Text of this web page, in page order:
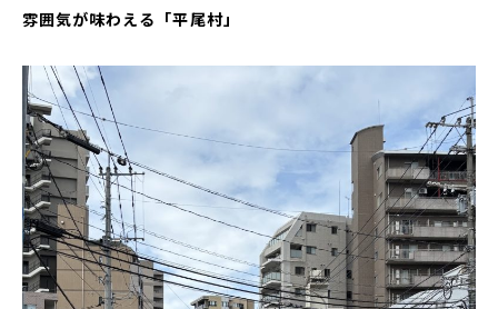
雰囲気が味わえる「平尾村」